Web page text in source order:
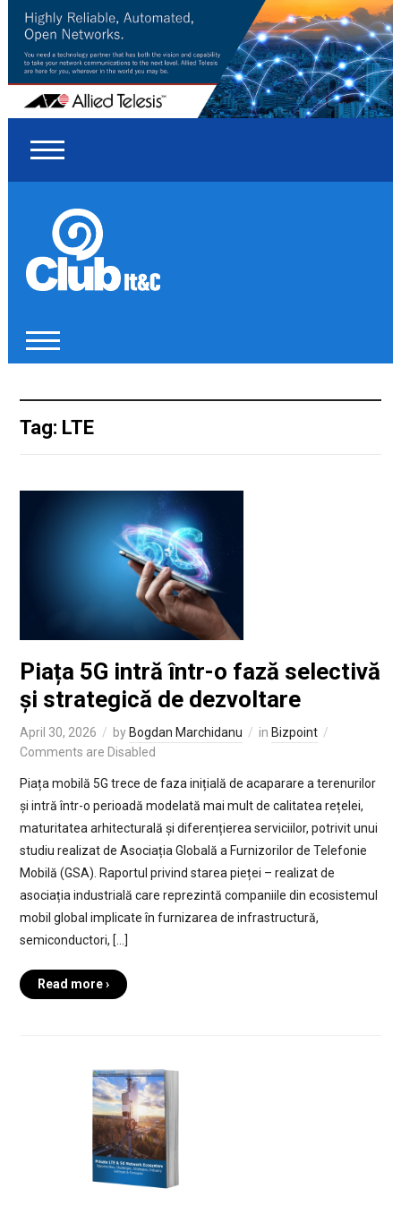
Tag: LTE
Piața 5G intră într-o fază selectivă
și strategică de dezvoltare
April 30, 2026 by Bogdan Marchidanu in Bizpoint
Comments are Disabled
Piața mobilă 5G trece de faza inițială de acaparare a terenurilor
și intră într-o perioadă modelată mai mult de calitatea rețelei,
maturitatea arhitecturală și diferențierea serviciilor, potrivit unui
studiu realizat de Asociația Globală a Furnizorilor de Telefonie
Mobilă (GSA). Raportul privind starea pieței – realizat de
asociația industrială care reprezintă companiile din ecosistemul
mobil global implicate în furnizarea de infrastructură,
semiconductori, […]
Read more ›